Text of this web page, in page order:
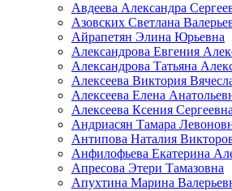
Авдеева Александра
Азовских Светлана
Айрапетян Элина Юрьевна
Александрова Евгения
Александрова Татьяна
Алексеева Виктория
Алексеева Елена
Алексеева Ксения Сергеевна
Андриасян Тамара
Антипова Наталия
Анфилофьева Екатерина
Апресова Этери Тамазовна
Апухтина Марина